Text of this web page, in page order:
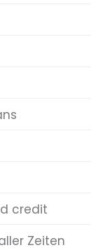
credit
Zeiten